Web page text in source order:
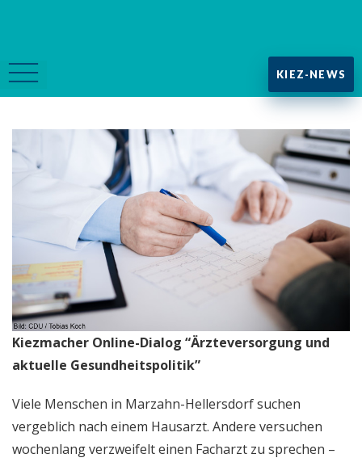
KIEZ-NEWS
Kiezmacher Online-Dialog “Ärzteversorgung und
aktuelle Gesundheitspolitik”
Viele Menschen in Marzahn-Hellersdorf suchen
vergeblich nach einem Hausarzt. Andere versuchen
wochenlang verzweifelt einen Facharzt zu sprechen –